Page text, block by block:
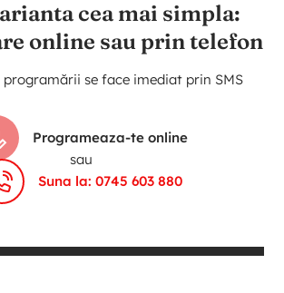
cea mai simpla:
online sau prin telefon
se face imediat prin SMS
Programeaza-te online
sau
Suna la: 0745 603 880